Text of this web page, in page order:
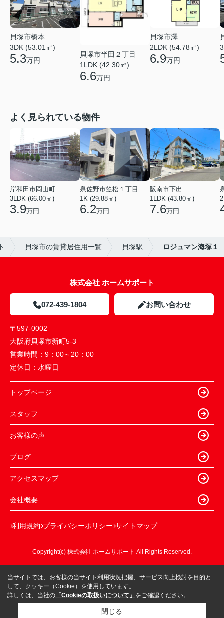
貝塚市橋本
3DK (53.01㎡)
5.3万円
貝塚市半田２丁目
1LDK (42.30㎡)
6.6万円
貝塚市澤
2LDK (54.78㎡)
6.9万円
よく見られている物件
岸和田市岡山町
3LDK (66.00㎡)
3.9万円
泉佐野市笠松１丁目
1K (29.88㎡)
6.2万円
阪南市下出
1LDK (43.80㎡)
7.6万円
貝塚市の賃貸居住用一覧 貝塚駅 ロジュマン海塚１
株式会社 ホームサポート
072-439-1804 お問い合わせ
〒597-0002
大阪府貝塚市新町5-3
営業時間： 9：00～20：00
定休日： 水曜日
トップページ
スタッフ
お客様の声
ブログ
アクセスマップ
会社概要
利用規約 プライバシーポリシー サイトマップ
Copyright(c) 株式会社 ホームサポート All Rights Reserved.
当サイトでは、お客様の当サイト利用状況把握、サービス向上検討を目的と
して、クッキー（Cookie）を使用しています。
詳しくは、当社の 「Cookieの取扱いについて」 をご確認ください。
閉じる